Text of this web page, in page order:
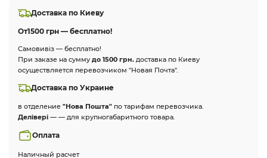
Доставка по Киеву
От1500 грн — бесплатно!
Самовивіз — бесплатно!
При заказе на сумму до 1500 грн. доставка по Киеву
осуществляется перевозчиком "Новая Почта".
Доставка по Украине
в отделение "Нова Пошта" по тарифам перевозчика.
Делівері — — для крупногабаритного товара.
Оплата
Наличный расчет